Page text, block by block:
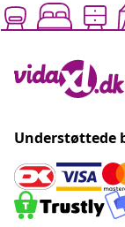
Understøttede